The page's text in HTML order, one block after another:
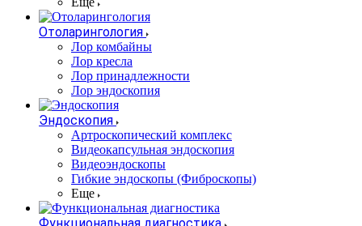
Отоларингология
Лор комбайны
Лор кресла
Лор принадлежности
Лор эндоскопия
Эндоскопия
Артроскопический комплекс
Видеокапсульная эндоскопия
Видеоэндоскопы
Гибкие эндоскопы (Фиброcкопы)
Еще